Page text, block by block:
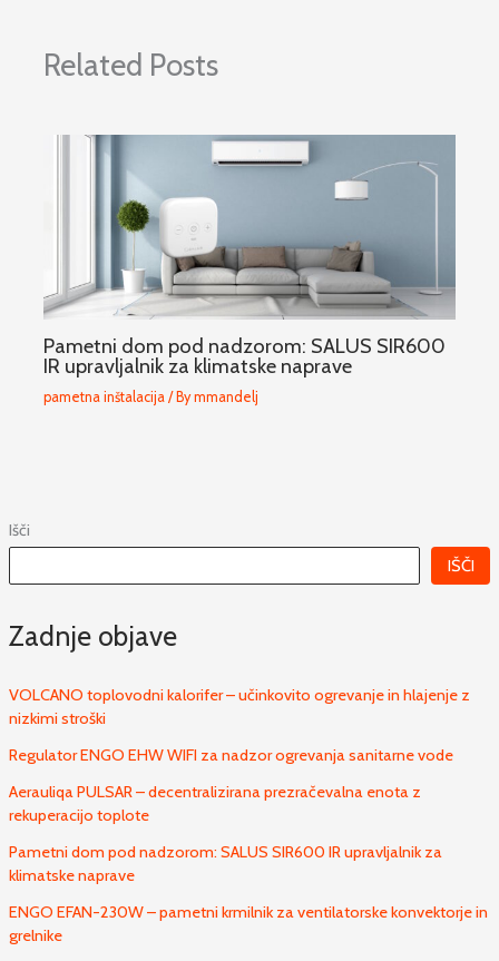
Išči
IŠČI
Zadnje objave
VOLCANO toplovodni kalorifer – učinkovito ogrevanje in hlajenje z
nizkimi stroški
Regulator ENGO EHW WIFI za nadzor ogrevanja sanitarne vode
Aerauliqa PULSAR – decentralizirana prezračevalna enota z
rekuperacijo toplote
Pametni dom pod nadzorom: SALUS SIR600 IR upravljalnik za
klimatske naprave
ENGO EFAN-230W – pametni krmilnik za ventilatorske konvektorje in
grelnike
Related Posts
Pametni dom pod nadzorom: SALUS SIR600
IR upravljalnik za klimatske naprave
pametna inštalacija / Bymmandelj